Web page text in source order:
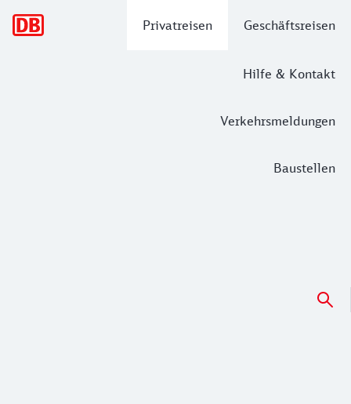
Privatreisen Geschäftsreisen
Hilfe & Kontakt
Verkehrsmeldungen
Baustellen